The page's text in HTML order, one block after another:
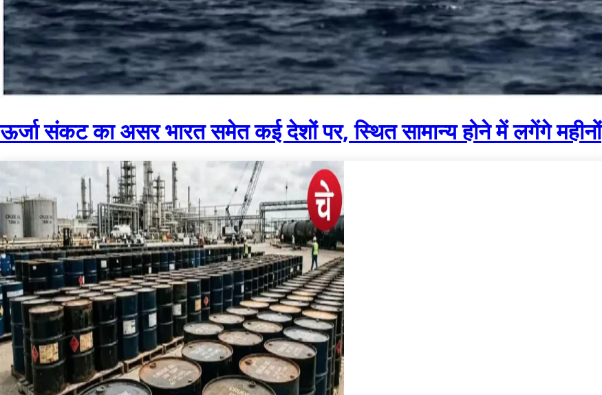
ऊर्जा संकट का असर भारत समेत कई देशों पर, स्थित सामान्य होने में लगेंगे महीनों